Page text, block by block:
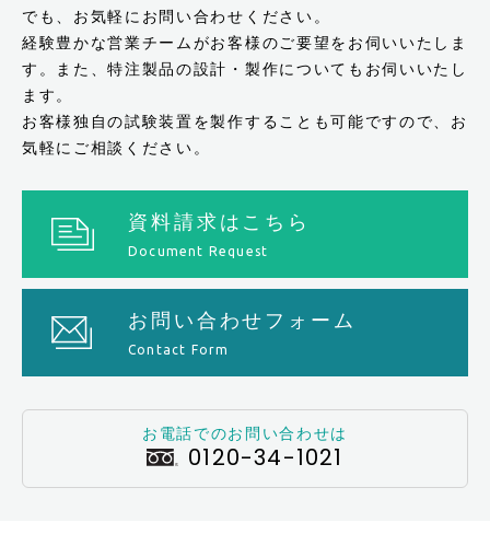
でも、お気軽にお問い合わせください。
経験豊かな営業チームがお客様のご要望をお伺いいたしま
す。また、特注製品の設計・製作についてもお伺いいたし
ます。
お客様独自の試験装置を製作することも可能ですので、お
気軽にご相談ください。
資料請求はこちら
Document Request
お問い合わせフォーム
Contact Form
お電話でのお問い合わせは
0120-34-1021